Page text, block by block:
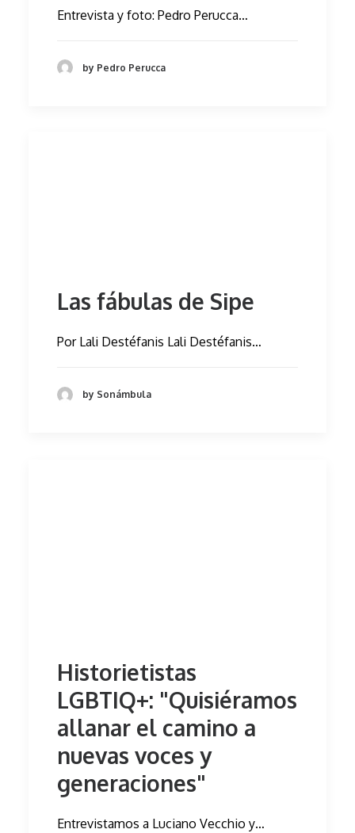
Entrevista y foto: Pedro Perucca…
by Pedro Perucca
Las fábulas de Sipe
Por Lali Destéfanis Lali Destéfanis…
by Sonámbula
Historietistas
LGBTIQ+: "Quisiéramos
allanar el camino a
nuevas voces y
generaciones"
Entrevistamos a Luciano Vecchio y…